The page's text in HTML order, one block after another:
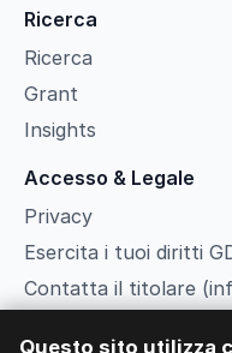
Ricerca
Ricerca
Grant
Insights
Accesso & Legale
Privacy
Esercita i tuoi diritti
Contatta il titolare
Questo sito utilizza